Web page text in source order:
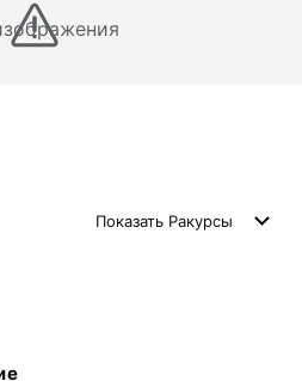
Показать Ракурсы